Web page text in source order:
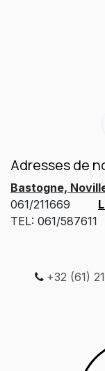
Adresses de
Bastogne,
061/211669
TEL: 061/587611
+32 (61)